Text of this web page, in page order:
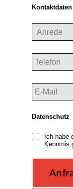
Kontaktdaten
Datenschutz
Ich habe
Kenntnis